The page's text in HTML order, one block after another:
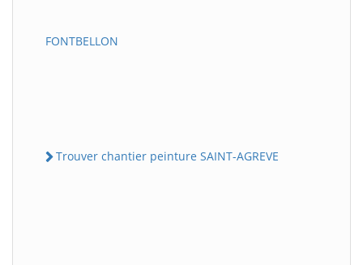
FONTBELLON
Trouver chantier peinture SAINT-AGREVE